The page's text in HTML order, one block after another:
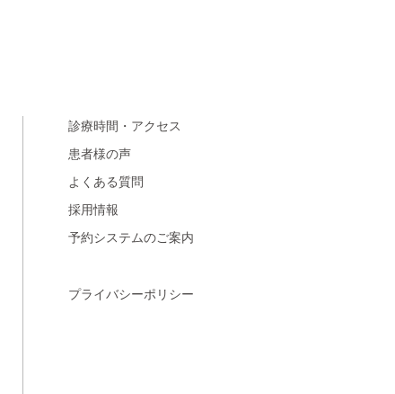
診療時間・アクセス
患者様の声
よくある質問
採用情報
予約システムのご案内
プライバシーポリシー